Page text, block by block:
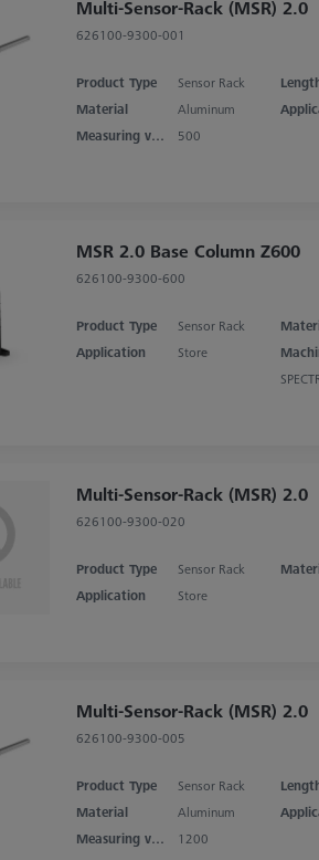
Multi-Sensor-Rack (MSR) 2.0
626100-9300-001
Product Type Sensor Rack
Material
Aluminum
Measuring volume X axis
500
MSR 2.0 Base Column Z600
626100-9300-600
Product Type Sensor Rack
Application
Store
Multi-Sensor-Rack (MSR) 2.0
626100-9300-020
Product Type Sensor Rack
Application
Store
Multi-Sensor-Rack (MSR) 2.0
626100-9300-005
Product Type Sensor Rack
Material
Aluminum
Measuring volume X axis
1200